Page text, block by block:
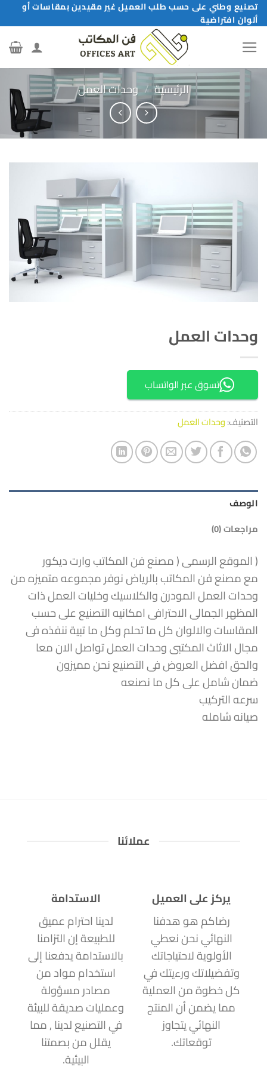
تخطي
للمحتوى
تصنيع وطني على حسب طلب العميل غير مقيدين بمقاسات أو
ألوان افتراضية
الرئيسية / وحدات العمل
وحدات العمل
تسوق عبر الواتساب
التصنيف:وحدات العمل
الوصف
مراجعات (0)
( الموقع الرسمى ( مصنع فن المكاتب وارت ديكور
مع مصنع فن المكاتب بالرياض نوفر مجموعه متميزه من
وحدات العمل المودرن والكلاسيك وخليات العمل ذات
المظهر الجمالى الاحترافى امكانيه التصنيع على حسب
المقاسات والالوان كل ما تحلم وكل ما تبية ننفذه فى
مجال الاثاث المكتبى وحدات العمل تواصل الان معا
والحق افضل العروض فى التصنيع نحن مميزون
ضمان شامل على كل ما نصنعه
سرعه التركيب
صيانه شامله
عملائنا
يركز على العميل
رضاكم هو هدفنا
النهائي نحن نعطي
الأولوية لاحتياجاتك
وتفضيلاتك ورءيتك في
كل خطوة من العملية
مما يضمن أن المنتج
النهائي يتجاوز
توقعاتك.
الاستدامة
لدينا احترام عميق
للطبيعة إن التزامنا
بالاستدامة يدفعنا إلى
استخدام مواد من
مصادر مسؤولة
وعمليات صديقة للبيئة
في التصنيع لدينا , مما
يقلل من بصمتنا
البيئية.